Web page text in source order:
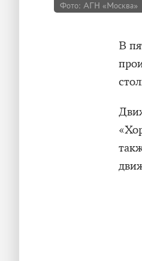
Фото: АГН «Москва»
В